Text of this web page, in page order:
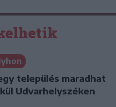
település maradhat
Udvarhelyszéken